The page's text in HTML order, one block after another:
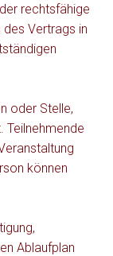
rechtsfähige
Vertrags in
oder Stelle,
Teilnehmende
können
Ablaufplan